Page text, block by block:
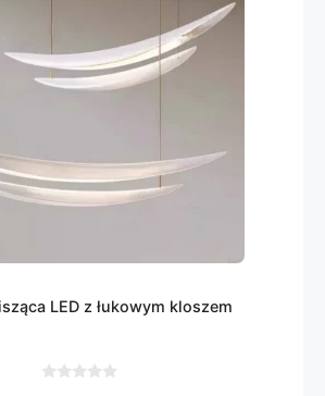
LED z łukowym kloszem